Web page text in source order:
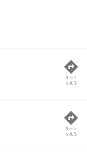
ルート
を見る
ルート
を見る